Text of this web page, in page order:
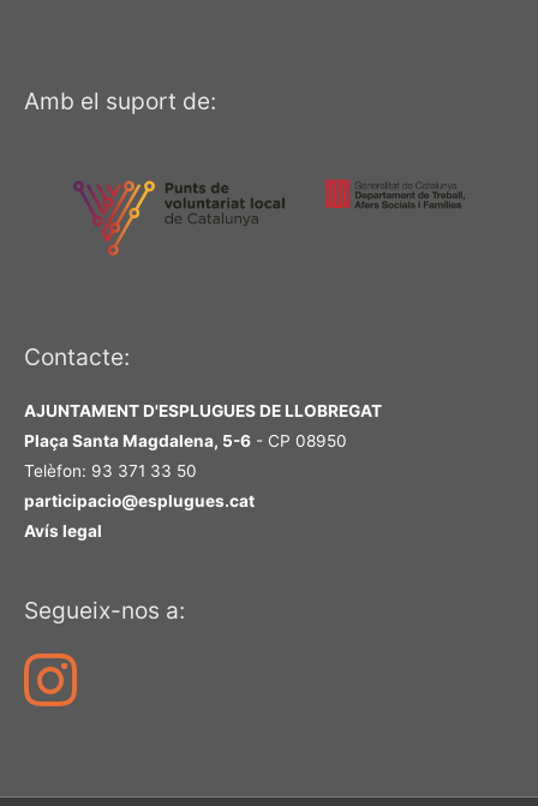
Amb el suport de:
Contacte:
AJUNTAMENT D'ESPLUGUES DE LLOBREGAT
Plaça Santa Magdalena, 5-6 - CP 08950
Telèfon: 93 371 33 50
participacio@esplugues.cat
Avís legal
Segueix-nos a: